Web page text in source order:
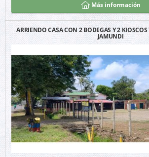
Más información
ARRIENDO CASA CON 2 BODEGAS Y 2
JAMUNDI